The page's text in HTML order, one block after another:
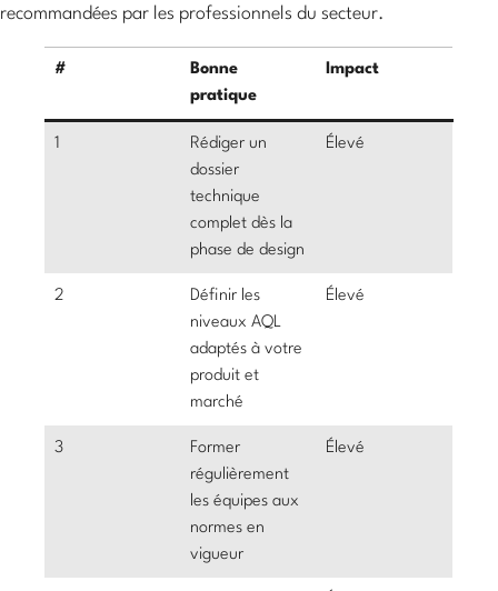
recommandées par les professionnels du secteur.
#
Bonne
pratique
Impact
1
Rédiger un
dossier
technique
complet dès la
phase de design
Élevé
2
Définir les
niveaux AQL
adaptés à votre
produit et
marché
Élevé
3
Former
régulièrement
les équipes aux
normes en
vigueur
Élevé